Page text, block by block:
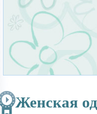
Женская